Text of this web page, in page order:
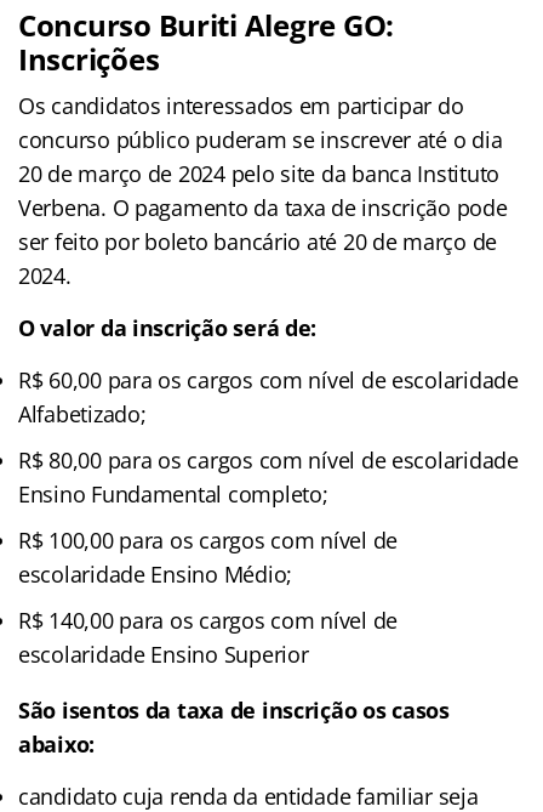
Concurso Buriti Alegre GO:
Inscrições
Os candidatos interessados em participar do
concurso público puderam se inscrever até o dia
20 de março de 2024 pelo site da banca Instituto
Verbena. O pagamento da taxa de inscrição pode
ser feito por boleto bancário até 20 de março de
2024.
O valor da inscrição será de:
R$ 60,00 para os cargos com nível de escolaridade
Alfabetizado;
R$ 80,00 para os cargos com nível de escolaridade
Ensino Fundamental completo;
R$ 100,00 para os cargos com nível de
escolaridade Ensino Médio;
R$ 140,00 para os cargos com nível de
escolaridade Ensino Superior
São isentos da taxa de inscrição os casos
abaixo:
candidato cuja renda da entidade familiar seja